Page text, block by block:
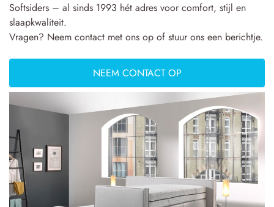
Softsiders – al sinds 1993 hét adres voor comfort, stijl en
slaapkwaliteit.
Vragen? Neem contact met ons op of stuur ons een berichtje.
NEEM CONTACT OP